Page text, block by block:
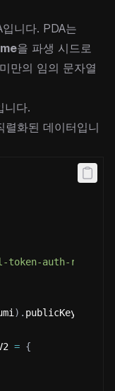
니다. PDA는
을 파생 시드로
만의 임의 문자열
니다.
화된 데이터입니
token-auth-rules'
) . publicKey
= {